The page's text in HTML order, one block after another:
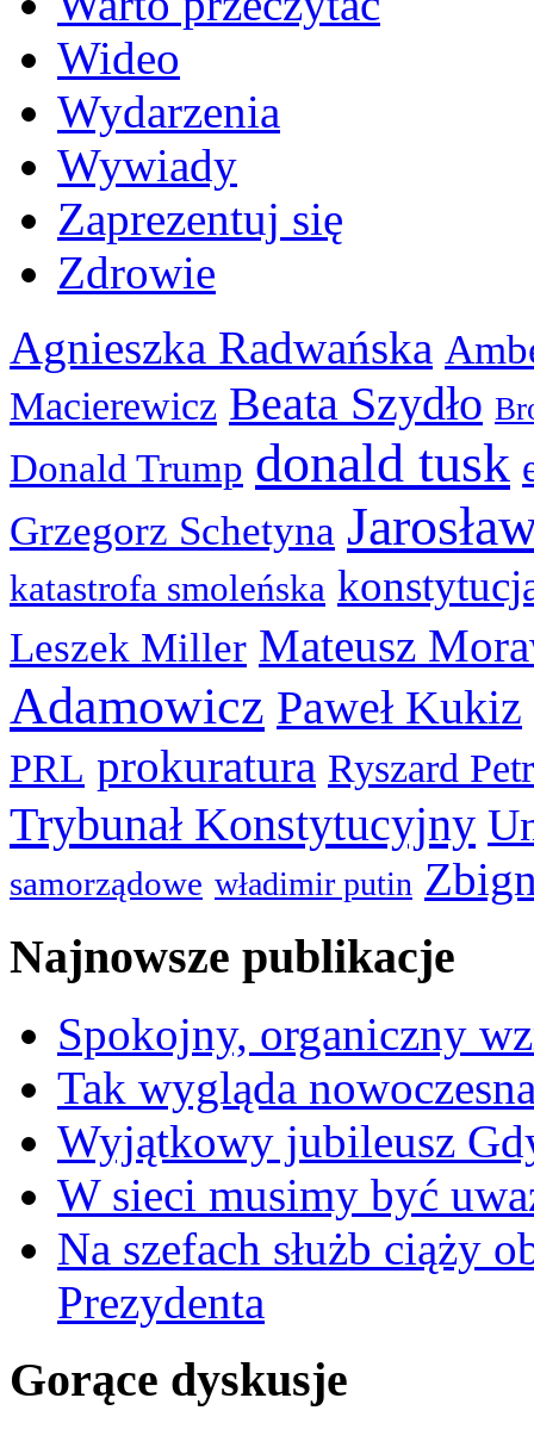
Wideo
Wydarzenia
Wywiady
Zaprezentuj się
Zdrowie
Agnieszka Radwańska
Macierewicz Beata Szydło
Donald Trump donald tusk
Grzegorz Schetyna
katastrofa smoleńska
Leszek Miller Mateusz
Adamowicz Paweł Kukiz
PRL prokuratura Ryszard
Trybunał Konstytucyjny
samorządowe władimir putin
Najnowsze publikacje
Spokojny, organiczny
Tak wygląda
Wyjątkowy jubileusz
W sieci musimy być
Na szefach służb ciąży
Prezydenta
Gorące dyskusje